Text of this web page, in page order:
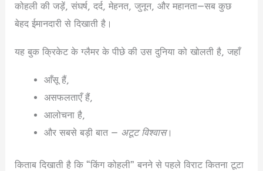
कोहली की जड़ें, संघर्ष, दर्द, मेहनत, जुनून, और महानता—सब कुछ
बेहद ईमानदारी से दिखाती है।
यह बुक क्रिकेट के ग्लैमर के पीछे की उस दुनिया को खोलती है, जहाँ
आँसू हैं,
असफलताएँ हैं,
आलोचना है,
और सबसे बड़ी बात — अटूट विश्वास।
किताब दिखाती है कि “किंग कोहली” बनने से पहले विराट कितना टूटा